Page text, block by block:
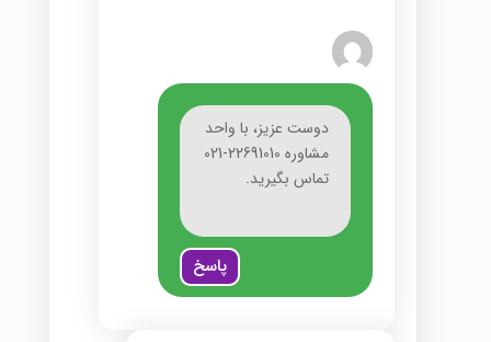
دوست عزیز، با واحد
مشاوره 22691010-021
تماس بگیرید.
پاسخ